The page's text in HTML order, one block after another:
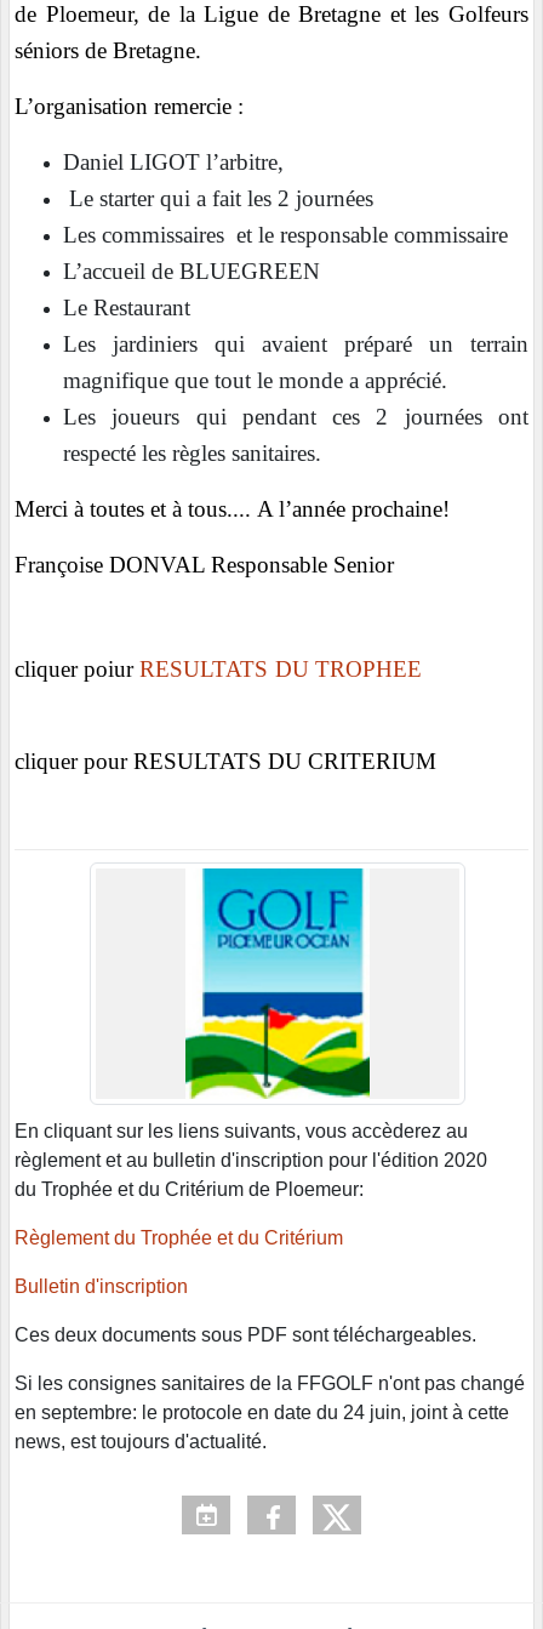
de Ploemeur, de la Ligue de Bretagne et les Golfeurs
séniors de Bretagne.
L’organisation remercie :
Daniel LIGOT l’arbitre,
Le starter qui a fait les 2 journées
Les commissaires et le responsable commissaire
L’accueil de BLUEGREEN
Le Restaurant
Les jardiniers qui avaient préparé un terrain
magnifique que tout le monde a apprécié.
Les joueurs qui pendant ces 2 journées ont
respecté les règles sanitaires.
Merci à toutes et à tous.... A l’année prochaine!
Françoise DONVAL Responsable Senior
cliquer poiurRESULTATS DU TROPHEE
cliquer pourRESULTATS DU CRITERIUM
En cliquant sur les liens suivants, vous accèderez au
règlement et au bulletin d'inscription pour l'édition 2020
du Trophée et du Critérium de Ploemeur:
Règlement du Trophée et du Critérium
Bulletin d'inscription
Ces deux documents sous PDF sont téléchargeables.
Si les consignes sanitaires de la FFGOLF n'ont pas changé
en septembre: le protocole en date du 24 juin, joint à cette
news, est toujours d'actualité.